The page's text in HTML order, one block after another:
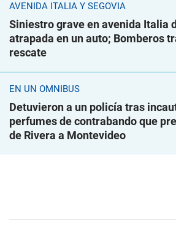
AVENIDA ITALIA Y SEGOVIA
Siniestro grave en avenida Italia
atrapada en un auto; Bomberos
rescate
EN UN ÓMNIBUS
Detuvieron a un policía tras
perfumes de contrabando que
de Rivera a Montevideo